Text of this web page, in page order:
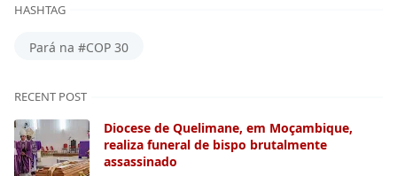
HASHTAG
Pará na #COP 30
RECENT POST
Diocese de Quelimane, em Moçambique,
realiza funeral de bispo brutalmente
assassinado